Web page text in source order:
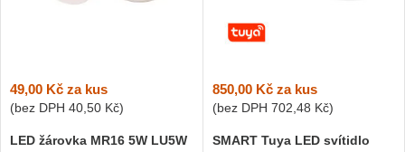
49,00 Kč za kus
(bez DPH 40,50 Kč)
LED žárovka MR16 5W LU5W
850,00 Kčza kus
(bez DPH 702,48 Kč)
SMART Tuya LED svítidlo